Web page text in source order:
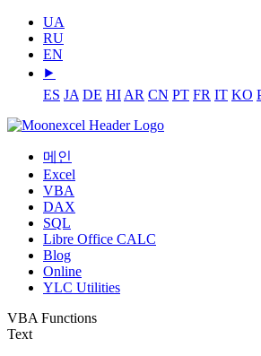
UA
RU
EN
⯈
ES JA DE HI AR CN PT FR IT KO
메인
Excel
VBA
DAX
SQL
Libre Office CALC
Blog
Online
YLC Utilities
VBA Functions
Text